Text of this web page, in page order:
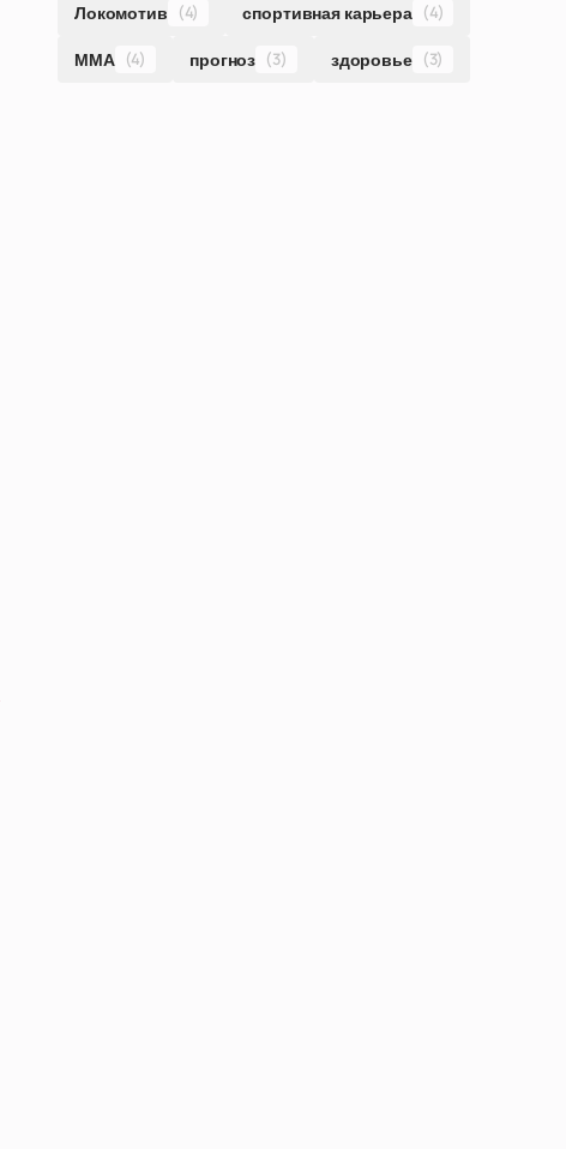
Локомотив (4) спортивная карьера (4)
ММА (4) прогноз (3) здоровье (3)